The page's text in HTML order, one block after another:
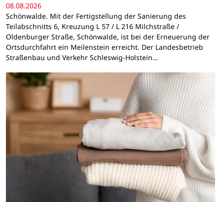
08.08.2026
Schönwalde. Mit der Fertigstellung der Sanierung des
Teilabschnitts 6, Kreuzung L 57 / L 216 Milchstraße /
Oldenburger Straße, Schönwalde, ist bei der Erneuerung der
Ortsdurchfahrt ein Meilenstein erreicht. Der Landesbetrieb
Straßenbau und Verkehr Schleswig-Holstein…